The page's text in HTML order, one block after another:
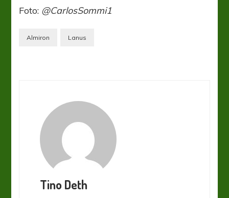
Foto: @CarlosSommi1
Almiron Lanus
Tino Deth